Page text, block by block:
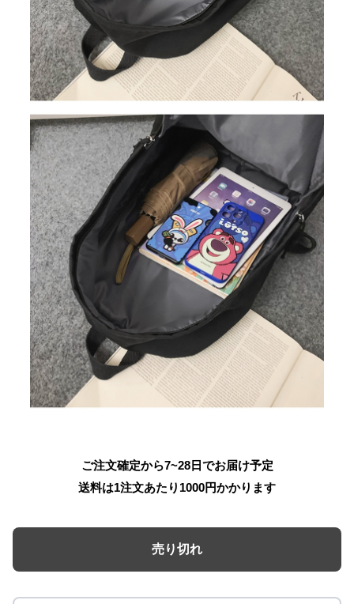
ご注文確定から7~28日でお届け予定
送料は1注文あたり 1000円かかります
売り切れ